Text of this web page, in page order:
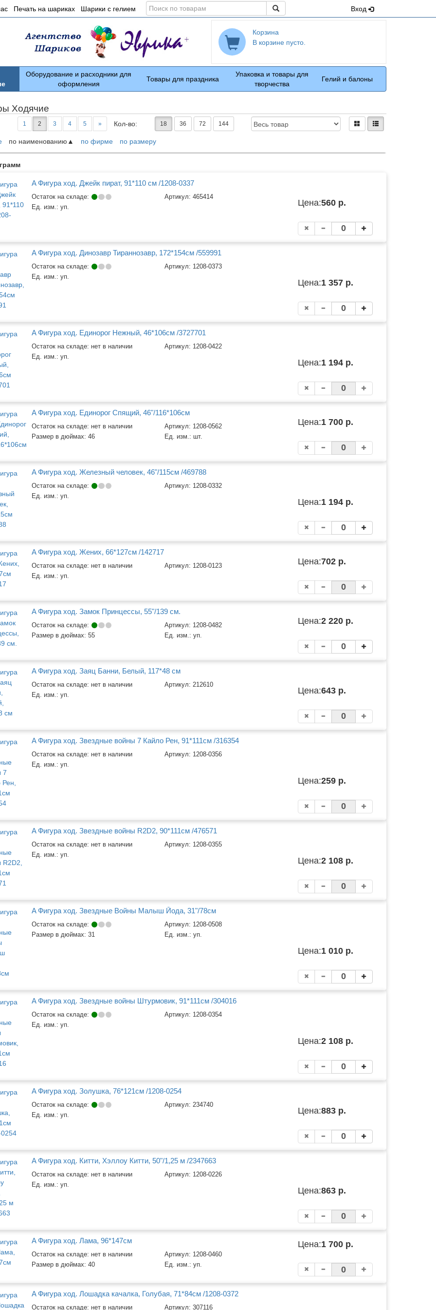
Печать на шариках Шарики с гелием
Поиск
товарам
Вход
Корзина
В корзине пусто.
Оборудование и расходники для
оформления
Товары для праздника
Упаковка и товары для
творчества
Гелий и балоны
Ходячие
1 2 3 4 5 » Кол-во: 18 36 72 144
Доступность: Вид:плиткамирядами
по наименованию по фирме по размеру
A Фигура ход. Джейк пират, 91*110 см /1208-0337
Остаток на складе: Артикул:465414
Ед. изм.: уп. Цена:560 р.
A Фигура ход. Динозавр Тираннозавр, 172*154см /559991
Остаток на складе: Артикул: 1208-0373
Ед. изм.: уп.
Цена:1 357 р.
A Фигура ход. Единорог Нежный, 46*106см /3727701
Остаток на складе: нет в наличии Артикул: 1208-0422
Ед. изм.: уп.
Цена:1 194 р.
A Фигура ход. Единорог Спящий, 46"/116*106см
Остаток на складе: нет в наличии Артикул: 1208-0562
Размер в дюймах: 46 Ед. изм.: шт.
Цена:1 700 р.
A Фигура ход. Железный человек, 46"/115см /469788
Остаток на складе: Артикул: 1208-0332
Ед. изм.: уп.
Цена:1 194 р.
A Фигура ход. Жених, 66*127см /142717
Остаток на складе: нет в наличии Артикул: 1208-0123
Ед. изм.: уп.
Цена:702 р.
A Фигура ход. Замок Принцессы, 55"/139 см.
Остаток на складе: Артикул: 1208-0482
Размер в дюймах: 55 Ед. изм.:уп.
Цена:2 220 р.
A Фигура ход. Заяц Банни, Белый, 117*48 см
Остаток на складе: нет в наличии Артикул: 212610
Ед. изм.: уп. Цена:643 р.
A Фигура ход. Звездные войны 7 Кайло Рен, 91*111см /316354
Остаток на складе: нет в наличии Артикул: 1208-0356
Ед. изм.: уп.
Цена:259 р.
A Фигура ход. Звездные войны R2D2, 90*111см /476571
Остаток на складе: нет в наличии Артикул: 1208-0355
Ед. изм.: уп.
Цена:2 108 р.
A Фигура ход. Звездные Войны Малыш Йода, 31"/78см
Остаток на складе: Артикул: 1208-0508
Размер в дюймах: 31 Ед. изм.:уп.
Цена:1 010 р.
A Фигура ход. Звездные войны Штурмовик, 91*111см /304016
Остаток на складе: Артикул: 1208-0354
Ед. изм.: уп.
Цена:2 108 р.
A Фигура ход. Золушка, 76*121см /1208-0254
Остаток на складе: Артикул: 234740
Ед. изм.: уп. Цена:883 р.
A Фигура ход. Китти, Хэллоу Китти, 50"/1,25 м /2347663
Остаток на складе: нет в наличии Артикул: 1208-0226
Ед. изм.: уп.
Цена:863 р.
A Фигура ход. Лама, 96*147см
Остаток на складе: нет в наличии Артикул: 1208-0460
Размер в дюймах: 40 Ед. изм.:уп.
Цена:1 700 р.
A Фигура ход. Лошадка качалка, Голубая, 71*84см /1208-0372
Остаток на складе: нет в наличии Артикул:307116